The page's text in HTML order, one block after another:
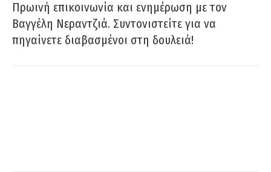
Πρωινή επικοινωνία και ενημέρωση με τον
Βαγγέλη Νεραντζιά. Συντονιστείτε για να
πηγαίνετε διαβασμένοι στη δουλειά!